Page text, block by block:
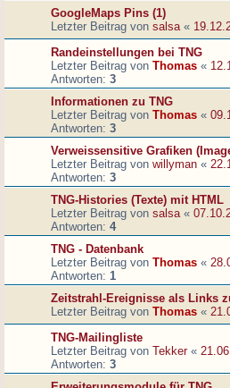
GoogleMaps Pins (1)
Letzter Beitrag von salsa «
Randeinstellungen bei TNG
Letzter Beitrag von Thomas «
Antworten: 3
Informationen zu TNG
Letzter Beitrag von Thomas «
Antworten: 3
Verweissensitive Grafiken
Letzter Beitrag von willyman «
Antworten: 3
TNG-Histories (Texte) mit HTML
Letzter Beitrag von salsa «
Antworten: 4
TNG - Datenbank
Letzter Beitrag von Thomas «
Antworten: 1
Zeitstrahl-Ereignisse als Links
Letzter Beitrag von Thomas «
TNG-Mailingliste
Letzter Beitrag von Tekker«
Antworten: 3